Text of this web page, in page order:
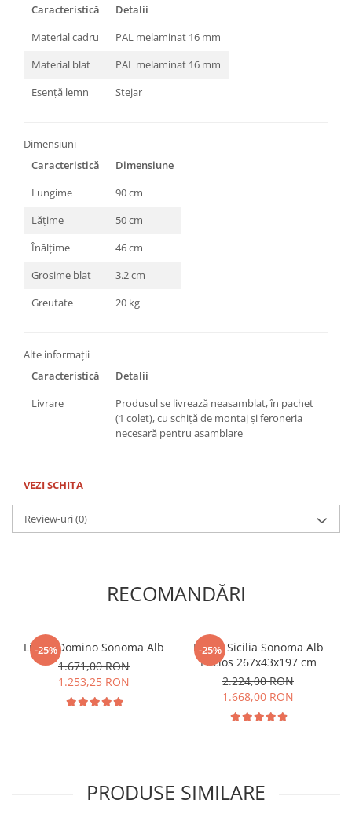
Caracteristică
Detalii
Material cadru
PAL melaminat 16 mm
Material blat
PAL melaminat 16 mm
Esență lemn
Stejar
Dimensiuni
Caracteristică
Dimensiune
Lungime
90 cm
Lățime
50 cm
Înălțime
46 cm
Grosime blat
3.2 cm
Greutate
20 kg
Alte informații
Caracteristică
Detalii
Livrare
Produsul se livrează neasamblat, în pachet
(1 colet), cu schiță de montaj și feroneria
necesară pentru asamblare
VEZI SCHITA
Review-uri(0)
RECOMANDĂRI
-25%
Living Domino Sonoma Alb
1.671,00 RON
1.253,25 RON
-25%
Living Sicilia Sonoma Alb
Lucios 267x43x197 cm
2.224,00 RON
1.668,00 RON
PRODUSE SIMILARE